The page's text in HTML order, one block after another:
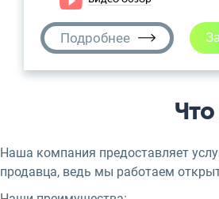
Подробнее
Наша компания предоставляет
продавца, ведь мы работаем